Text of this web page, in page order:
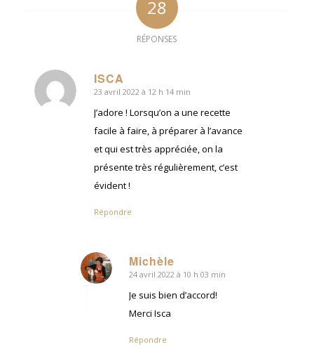
28
RÉPONSES
ISCA
dit
:
23 avril 2022 à 12 h 14 min
J’adore ! Lorsqu’on a une recette
facile à faire, à préparer à l’avance
et qui est très appréciée, on la
présente très régulièrement, c’est
évident !
Répondre
Michèle
dit
24 avril 2022 à 10 h 03 min
Je suis bien d’accord!
Merci Isca
Répondre